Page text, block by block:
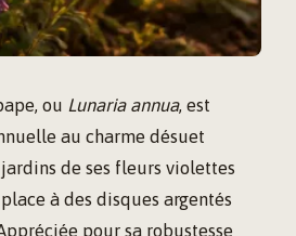
ou Lunaria annua, est
au charme désuet
de ses fleurs violettes
à des disques argentés
pour sa robustesse